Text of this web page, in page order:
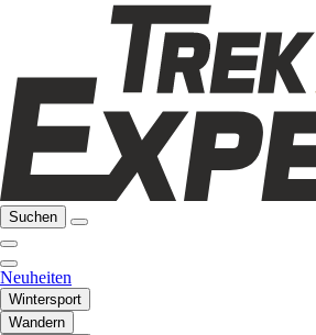
Suchen
Neuheiten
Wintersport
Wandern